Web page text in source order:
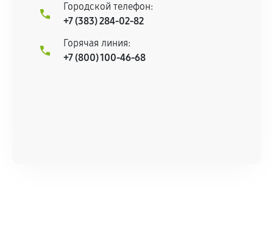
Городской телефон:
+7 (383) 284-02-82
Горячая линия:
+7 (800) 100-46-68